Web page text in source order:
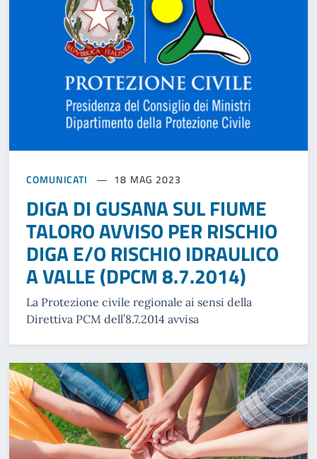
COMUNICATI 18 MAG 2023
DIGA DI GUSANA SUL FIUME
TALORO AVVISO PER RISCHIO
DIGA E/O RISCHIO IDRAULICO
A VALLE (DPCM 8.7.2014)
La Protezione civile regionale ai sensi della
Direttiva PCM dell’8.7.2014 avvisa